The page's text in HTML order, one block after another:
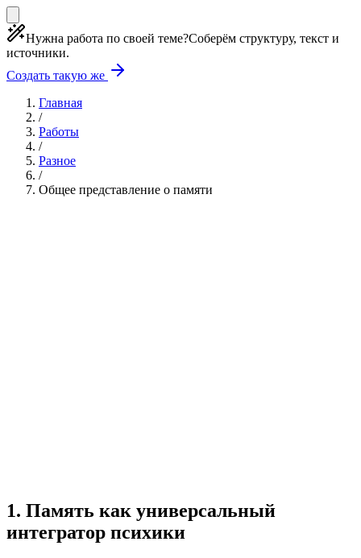
Нужна работа по своей теме?Соберём структуру, текст и
источники.
Создать такую же
Главная
/
Работы
/
Разное
/
Общее представление о памяти
1. Память как универсальный
интегратор психики